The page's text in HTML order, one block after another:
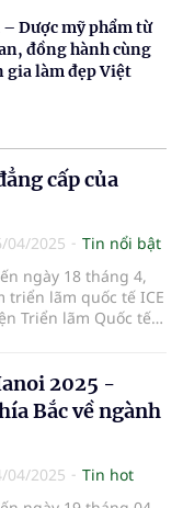
Dược mỹ phẩm từ
đồng hành cùng
gia làm đẹp Việt
cấp của
04/2025
Tin nổi bật
ngày 18 tháng 4,
triển lãm quốc tế ICE
Triển lãm Quốc tế
– Công nghệ
lai".
2025 -
Bắc về ngành
04/2025
Tin hot